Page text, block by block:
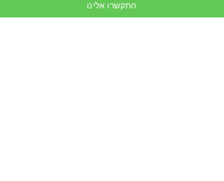
התקשרו אלינו